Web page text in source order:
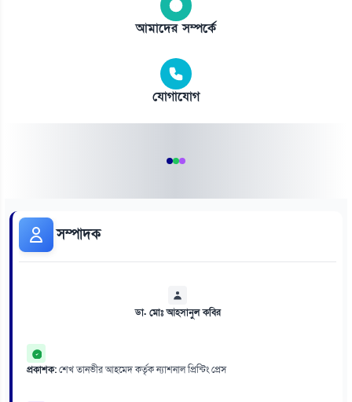
আমাদের সম্পর্কে
যোগাযোগ
সম্পাদক
ডা. মোঃ আহসানুল কবির
প্রকাশক:শেখ তানভীর আহমেদ কর্তৃক ন্যাশনাল প্রিন্টিং প্রেস